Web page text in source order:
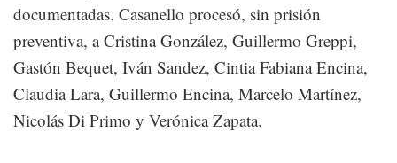
documentadas. Casanello procesó, sin prisión
preventiva, a Cristina González, Guillermo Greppi,
Gastón Bequet, Iván Sandez, Cintia Fabiana Encina,
Claudia Lara, Guillermo Encina, Marcelo Martínez,
Nicolás Di Primo y Verónica Zapata.